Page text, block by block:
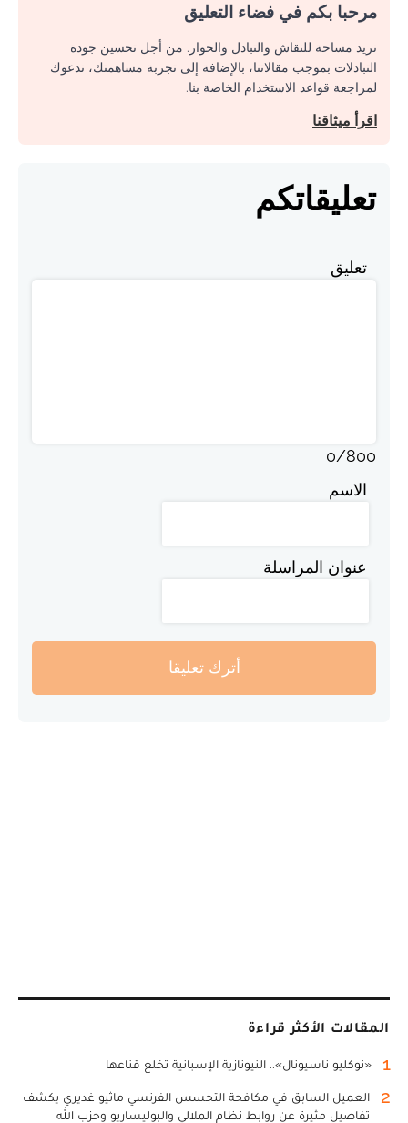
مرحبا بكم في فضاء التعليق
نريد مساحة للنقاش والتبادل والحوار. من أجل تحسين جودة
التبادلات بموجب مقالاتنا، بالإضافة إلى تجربة مساهمتك، ندعوك
لمراجعة قواعد الاستخدام الخاصة بنا.
اقرأ ميثاقنا
تعليقاتكم
تعليق
0/800
الاسم
عنوان المراسلة
أترك تعليقا
المقالات الأكثر قراءة
1 «نوكليو ناسيونال».. النيونازية الإسبانية تخلع قناعها
2
العميل السابق في مكافحة التجسس الفرنسي ماثيو غديري يكشف
تفاصيل مثيرة عن روابط نظام الملالي والبوليساريو وحزب الله